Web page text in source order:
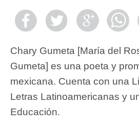
Chary Gumeta [María del
Gumeta] es una poeta y
mexicana. Cuenta con una
Letras Latinoamericanas y
Educación.